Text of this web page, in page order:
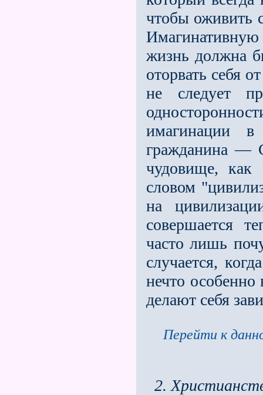
чтобы оживить
Имагинативную
жизнь должна
оторвать себя
не следует
имагинации
гражданина —
чудовище, как
словом
на
совершается
часто лишь
случается,
нечто
делают себя
Перейти к
2.